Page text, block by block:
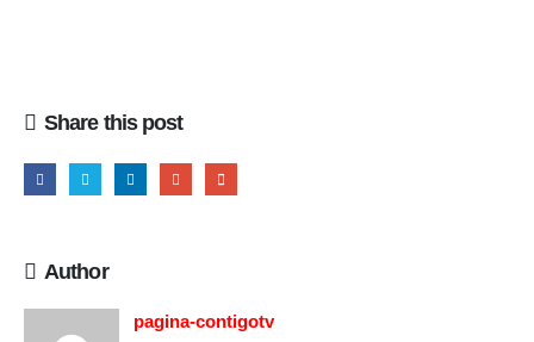
Share this post
Author
pagina-contigotv